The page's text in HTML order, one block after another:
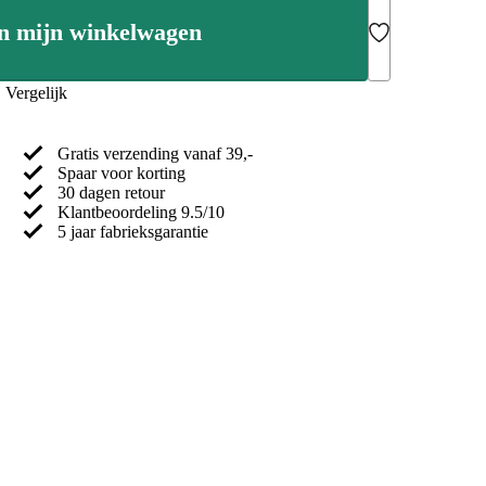
mijn winkelwagen Add to Wishlist
Vergelijk
Gratis verzending vanaf 39,-
Spaar voor korting
30 dagen retour
Klantbeoordeling 9.5/10
5 jaar fabrieksgarantie